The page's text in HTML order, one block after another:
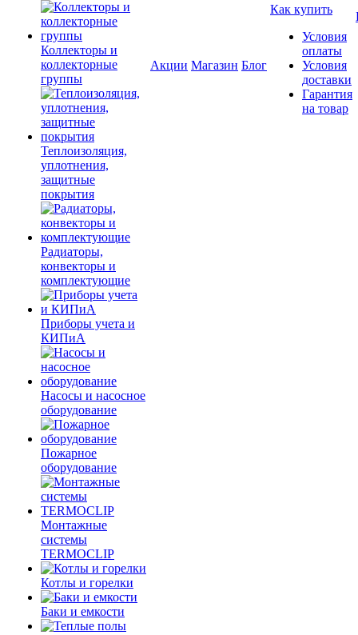
Коллекторы и
коллекторные
группы
Теплоизоляция,
уплотнения,
защитные
покрытия
Радиаторы,
конвекторы и
комплектующие
Приборы учета и
КИПиА
Насосы и насосное
оборудование
Пожарное
оборудование
Монтажные
системы
TERMOCLIP
Котлы и горелки
Баки и емкости
Акции Магазин Блог
Как купить
Условия
оплаты
Условия
доставки
Гарантия
на товар